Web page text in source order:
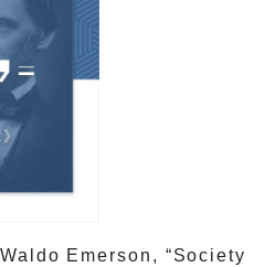
Emerson, “Society